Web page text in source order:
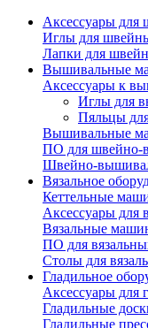
Аксессуары для
Иглы для
Лапки для
Вышивальные
Аксессуары к
Иглы для
Пяльцы
Вышивальные
ПО для швейно-
Швейно-
Вязальное
Кеттельные
Аксессуары для
Вязальные
ПО для
Столы для
Гладильное
Аксессуары для
Гладильные
Гладильные